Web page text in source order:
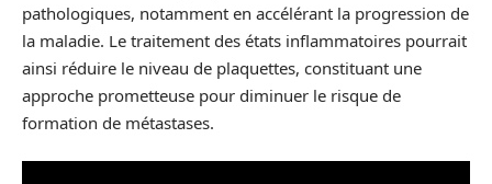
pathologiques, notamment en accélérant la progression de
la maladie. Le traitement des états inflammatoires pourrait
ainsi réduire le niveau de plaquettes, constituant une
approche prometteuse pour diminuer le risque de
formation de métastases.